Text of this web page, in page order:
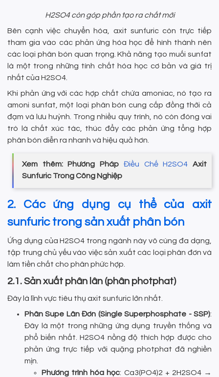
H2SO4 còn góp phần tạo ra chất mới
Bên cạnh việc chuyển hóa, axit sunfuric còn trực tiếp
tham gia vào các phản ứng hóa học để hình thành nên
các loại phân bón quan trọng. Khả năng tạo muối sunfat
là một trong những tính chất hóa học cơ bản và giá trị
nhất của H2SO4.
Khi phản ứng với các hợp chất chứa amoniac, nó tạo ra
amoni sunfat, một loại phân bón cung cấp đồng thời cả
đạm và lưu huỳnh. Trong nhiều quy trình, nó còn đóng vai
trò là chất xúc tác, thúc đẩy các phản ứng tổng hợp
phân bón diễn ra nhanh và hiệu quả hơn.
Xem thêm: Phương Pháp Điều Chế H2SO4 Axit
Sunfuric Trong Công Nghiệp
2. Các ứng dụng cụ thể của axit
sunfuric trong sản xuất phân bón
Ứng dụng của H2SO4 trong ngành này vô cùng đa dạng,
tập trung chủ yếu vào việc sản xuất các loại phân đơn và
làm tiền chất cho phân phức hợp.
2.1. Sản xuất phân lân (phân photphat)
Đây là lĩnh vực tiêu thụ axit sunfuric lớn nhất.
Phân Supe Lân Đơn (Single Superphosphate - SSP):
Đây là một trong những ứng dụng truyền thống và
phổ biến nhất. H2SO4 nồng độ thích hợp được cho
phản ứng trực tiếp với quặng photphat đã nghiền
mịn.
Phương trình hóa học: Ca3(PO4)2 + 2H2SO4 →